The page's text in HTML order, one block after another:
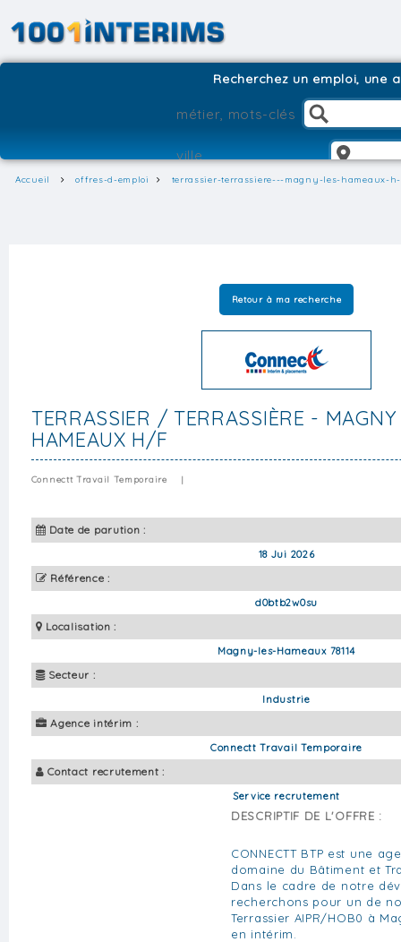
Recherchez un emploi, une
Accueil offres-d-emploi terrassier-terrassiere---magny-les-hameaux-h-
Retour à ma recherche
TERRASSIER / TERRASSIÈRE - MAGNY
HAMEAUX H/F
Connectt Travail Temporaire |
Date de parution :
18 Jui 2026
Référence :
d0btb2w0su
Localisation :
Magny-les-Hameaux 78114
Secteur :
Industrie
Agence intérim :
Connectt Travail Temporaire
Contact recrutement :
Service recrutement
DESCRIPTIF DE L'OFFRE :
CONNECTT BTP est une
domaine du Bâtiment et
Dans le cadre de notre
recherchons pour un de
Terrassier AIPR/HOB0 à
en intérim.